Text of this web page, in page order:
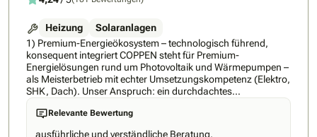
über 2 Millionen zufriedene Kund*innen überzeugt. Dieses
Fundament macht tink.energy zu einem verlässlichen Partner
für Ihre persönliche Energiewende – mit Erfahrung,
etablierten Marken und einem klaren Fokus auf nachhaltige
Lösungen. Nächster Schritt: Ihren Termin können Sie bequem
online über tinkenergy.de buchen – inkl. Ersparnispotenzial in
nur 2 Minuten.
Heizung
Solaranlagen
1) Premium-Energieökosystem – technologisch führend,
konsequent integriert COPPEN steht für Premium-
Energielösungen rund um Photovoltaik und Wärmepumpen –
als Meisterbetrieb mit echter Umsetzungskompetenz (Elektro,
SHK, Dach). Unser Anspruch: ein durchdachtes
Gesamtsystem statt Insellösungen. Dafür verbinden wir
Entwicklung und Produktion mit Planung und Installation und
setzen bewusst auf ausschließlich Geräte aus unserem
Relevante Bewertung
ausführliche und verständliche Beratung.